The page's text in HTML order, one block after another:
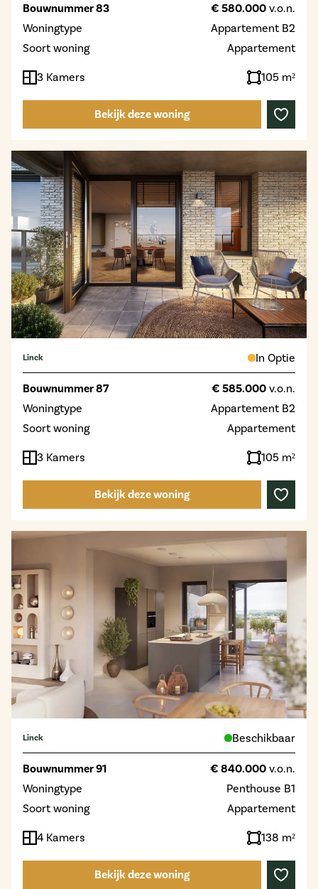
Bouwnummer 83 € 580.000 v.o.n.
Woningtype
Appartement B2
Soort woning
Appartement
3 Kamers 105 m²
Bekijk deze woning
Linck In Optie
Bouwnummer 87 € 585.000 v.o.n.
Woningtype
Appartement B2
Soort woning
Appartement
3 Kamers 105 m²
Bekijk deze woning
Linck Beschikbaar
Bouwnummer 91 € 840.000 v.o.n.
Woningtype
Penthouse B1
Soort woning
Appartement
4 Kamers 138 m²
Bekijk deze woning